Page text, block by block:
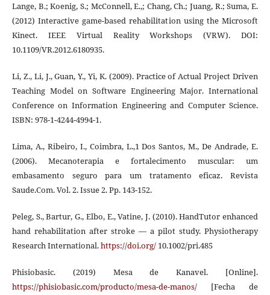
Lange, B.; Koenig, S.; McConnell, E.,; Chang, Ch.; Juang, R.; Suma, E.
(2012) Interactive game-based rehabilitation using the Microsoft
Kinect. IEEE Virtual Reality Workshops (VRW). DOI:
10.1109/VR.2012.6180935.
Li, Z., Li, J., Guan, Y., Yi, K. (2009). Practice of Actual Project Driven
Teaching Model on Software Engineering Major. International
Conference on Information Engineering and Computer Science.
ISBN: 978-1-4244-4994-1.
Lima, A., Ribeiro, I., Coimbra, L.,1 Dos Santos, M., De Andrade, E.
(2006). Mecanoterapia e fortalecimento muscular: um
embasamento seguro para um tratamento eficaz. Revista
Saude.Com. Vol. 2. Issue 2. Pp. 143-152.
Peleg, S., Bartur, G., Elbo, E., Vatine, J. (2010). HandTutor enhanced
hand rehabilitation after stroke — a pilot study. Physiotherapy
Research International.https://doi.org/10.1002/pri.485
Phisiobasic. (2019) Mesa de Kanavel. [Online].
https://phisiobasic.com/producto/mesa-de-manos/[Fecha de